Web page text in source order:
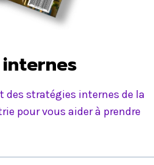
des stratégies internes de la
pour vous aider à prendre